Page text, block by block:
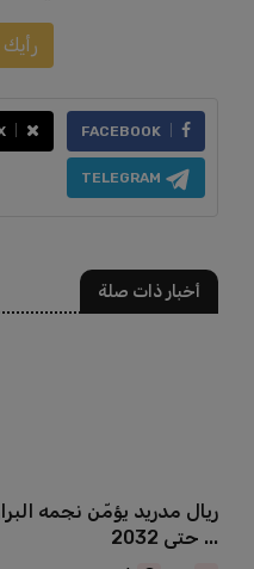
رأيك
FACEBOOK
TELEGRAM
أخبار ذات صلة
ريال مدريد يؤمّن نجمه
حتى 2032 ...